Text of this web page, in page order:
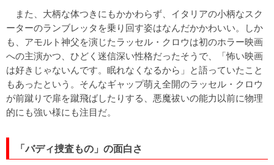
また、大柄な体つきにもかかわらず、イタリアの小柄なスク
ーターのランブレッタを乗り回す姿はなんだかかわいい。しか
も、アモルト神父を演じたラッセル・クロウは初のホラー映画
への主演かつ、ひどく迷信深い性格だったそうで、「怖い映画
は好きじゃないんです。眠れなくなるから」と語っていたこと
もあったという。そんなギャップ萌え全開のラッセル・クロウ
が前蹴りで扉を蹴飛ばしたりする、悪魔祓いの能力以前に物理
的にも強い様にも注目だ。
「バディ捜査もの」の面白さ